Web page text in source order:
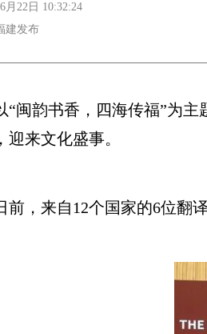
月22日 10:32:24
建发布
韵书香，四海传福”为主题
迎来文化盛事。
来自12个国家的6位翻译